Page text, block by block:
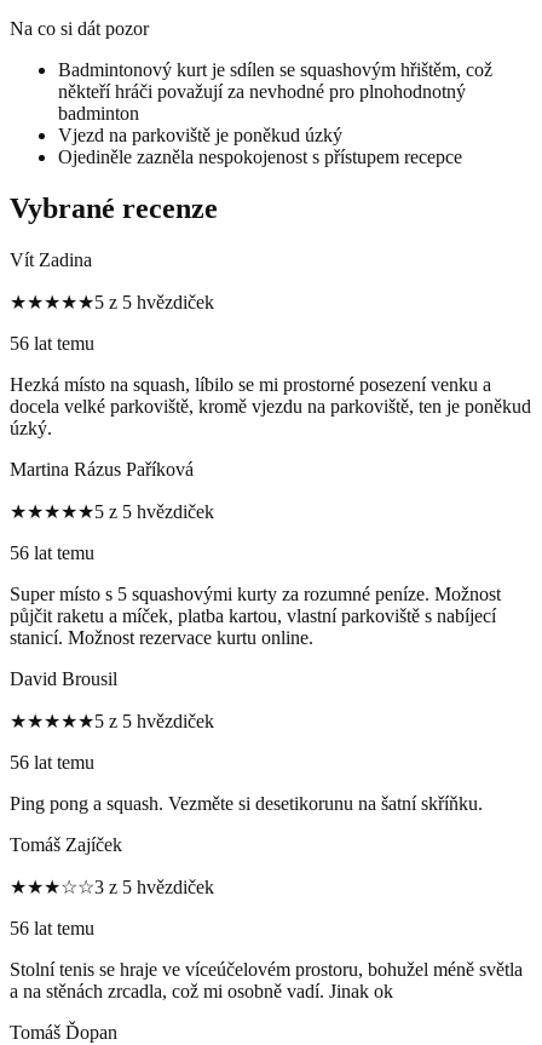
Na co si dát pozor
Badmintonový kurt je sdílen se squashovým hřištěm, což
někteří hráči považují za nevhodné pro plnohodnotný
badminton
Vjezd na parkoviště je poněkud úzký
Ojediněle zazněla nespokojenost s přístupem recepce
Vybrané recenze
Vít Zadina
★★★★★5 z 5 hvězdiček
56 lat temu
Hezká místo na squash, líbilo se mi prostorné posezení venku a
docela velké parkoviště, kromě vjezdu na parkoviště, ten je poněkud
úzký.
Martina Rázus Paříková
★★★★★5 z 5 hvězdiček
56 lat temu
Super místo s 5 squashovými kurty za rozumné peníze. Možnost
půjčit raketu a míček, platba kartou, vlastní parkoviště s nabíjecí
stanicí. Možnost rezervace kurtu online.
David Brousil
★★★★★5 z 5 hvězdiček
56 lat temu
Ping pong a squash. Vezměte si desetikorunu na šatní skříňku.
Tomáš Zajíček
★★★☆☆3 z 5 hvězdiček
56 lat temu
Stolní tenis se hraje ve víceúčelovém prostoru, bohužel méně světla
a na stěnách zrcadla, což mi osobně vadí. Jinak ok
Tomáš Ďopan